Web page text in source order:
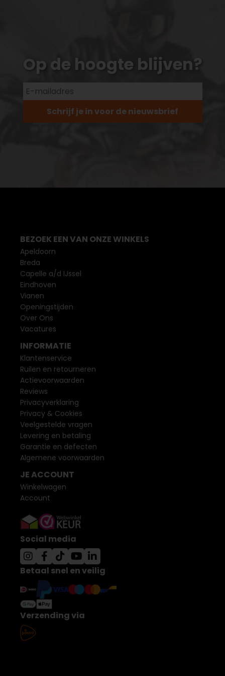
Op de hoogte blijven?
Schrijf je in voor de nieuwsbrief
BEZOEK EEN VAN ONZE WINKELS
Apeldoorn
Breda
Capelle a/d IJssel
Eindhoven
Vianen
Openingstijden
Over Ons
Vacatures
INFORMATIE
Klantenservice
Ruilen en retourneren
Actievoorwaarden
Reviews
Privacyverklaring
Privacy & Cookies
Veelgestelde vragen
Levering en betaling
Garantie en defecten
Algemene voorwaarden
JE ACCOUNT
Winkelwagen
Account
Social media
Betaal snel en veilig
Verzending via